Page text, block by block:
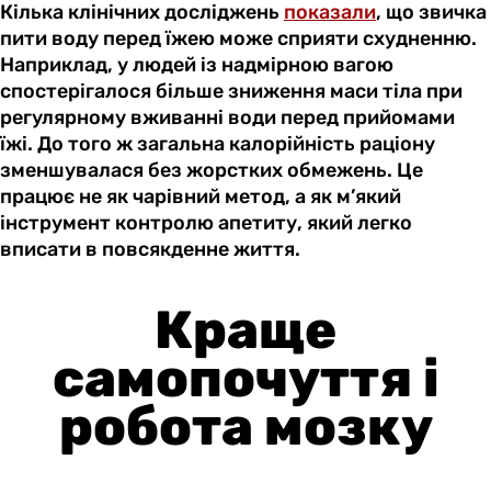
Кілька клінічних досліджень показали, що звичка
пити воду перед їжею може сприяти схудненню.
Наприклад, у людей із надмірною вагою
спостерігалося більше зниження маси тіла при
регулярному вживанні води перед прийомами
їжі. До того ж загальна калорійність раціону
зменшувалася без жорстких обмежень. Це
працює не як чарівний метод, а як м’який
інструмент контролю апетиту, який легко
вписати в повсякденне життя.
Краще
самопочуття і
робота мозку